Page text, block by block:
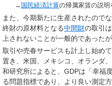
→ 国民経済計算の帰属家賃の説明
また、今期新たに生産されたので
終財の原材料となる中間財の取引
上されないことが一般的であった
取引や売春サービスも計上し始め
置き、米国、メキシコ、オランダ
和研究所によると、GDPは「幸福
る問題指標であり、より良い測定